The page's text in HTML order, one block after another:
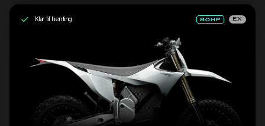
Klar til henting EX